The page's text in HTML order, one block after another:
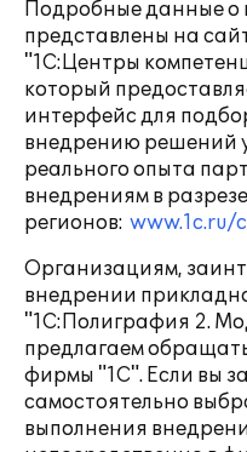
Подробные данные о
представлены на
"1С:Центры
который
интерфейс для
внедрению решений
реального опыта
внедрениям в
регионов: www.1c.ru/
Организациям,
внедрении
"1С:Полиграфия 2.
предлагаем
фирмы "1С". Если вы
самостоятельно
выполнения